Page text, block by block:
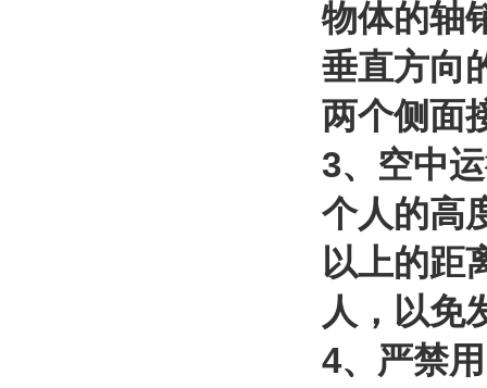
物体的轴
垂直方向
两个侧面
3、空中
个人的高
以上的距
人，以免
4、严禁